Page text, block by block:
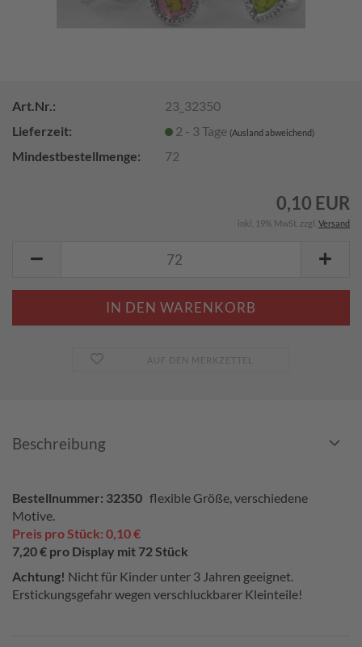
Art.Nr.:
23_32350
Lieferzeit:
2 - 3 Tage (Ausland abweichend)
Mindestbestellmenge: 72
0,10 EUR
inkl. 19% MwSt. zzgl. Versand
AUF DEN MERKZETTEL
Beschreibung
Bestellnummer: 32350 flexible Größe, verschiedene
Motive.
Preis pro Stück: 0,10 €
7,20 € pro Display mit 72 Stück
Achtung! Nicht für Kinder unter 3 Jahren geeignet.
Erstickungsgefahr wegen verschluckbarer Kleinteile!